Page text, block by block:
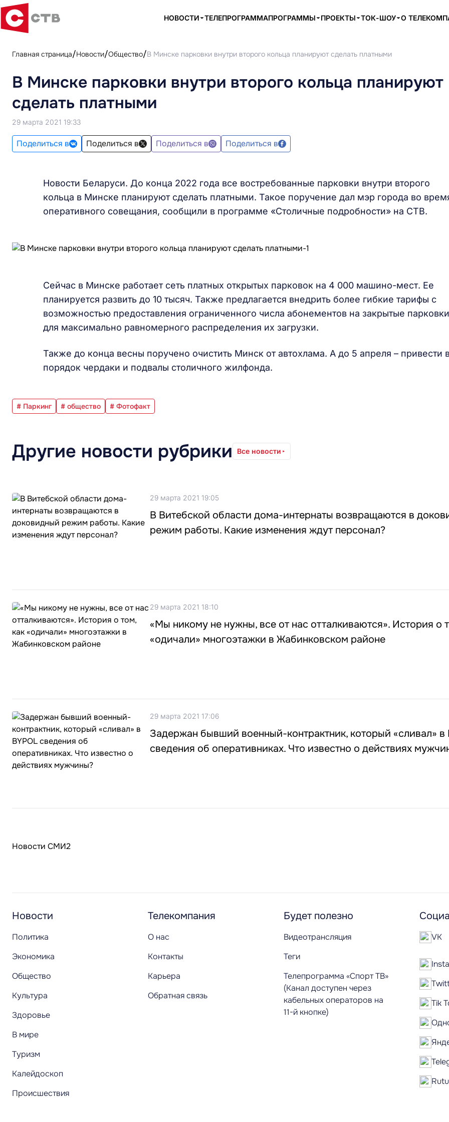
НОВОСТИ ТЕЛЕПРОГРАММАПРОГРАММЫ ПРОЕКТЫ ТОК-ШОУ О
Главная страница Новости Общество В Минске парковки внутри второго кольца планируют сделать платными
В Минске парковки внутри второго кольца планируют
сделать платными
29 марта 2021 19:33
Поделиться в Поделиться в Поделиться в Поделиться в
Новости Беларуси. До конца 2022 года все востребованные парковки внутри второго
кольца в Минске планируют сделать платными. Такое поручение дал мэр города во
оперативного совещания, сообщили в программе «Столичные подробности» на СТВ.
Сейчас в Минске работает сеть платных открытых парковок на 4 000 машино-мест. Ее
планируется развить до 10 тысяч. Также предлагается внедрить более гибкие тарифы с
возможностью предоставления ограниченного числа абонементов на закрытые парковки
для максимально равномерного распределения их загрузки.
Также до конца весны поручено очистить Минск от автохлама. А до 5 апреля – привести
порядок чердаки и подвалы столичного жилфонда.
# Паркинг # общество # Фотофакт
Другие новости рубрики Все новости
29 марта 2021 19:05
В Витебской области дома-интернаты возвращаются в
режим работы. Какие изменения ждут персонал?
29 марта 2021 18:10
«Мы никому не нужны, все от нас отталкиваются». История о
«одичали» многоэтажки в Жабинковском районе
29 марта 2021 17:06
Задержан бывший военный-контрактник, который «сливал» в
сведения об оперативниках. Что известно о действиях
Новости СМИ2
Новости
Политика
Экономика
Общество
Культура
Здоровье
В мире
Туризм
Калейдоскоп
Происшествия
Телекомпания
О нас
Контакты
Карьера
Обратная связь
Будет полезно
Видеотрансляция
Теги
Телепрограмма «Спорт ТВ»
(Канал доступен через
кабельных операторов на
11-й кнопке)
VK
Tik